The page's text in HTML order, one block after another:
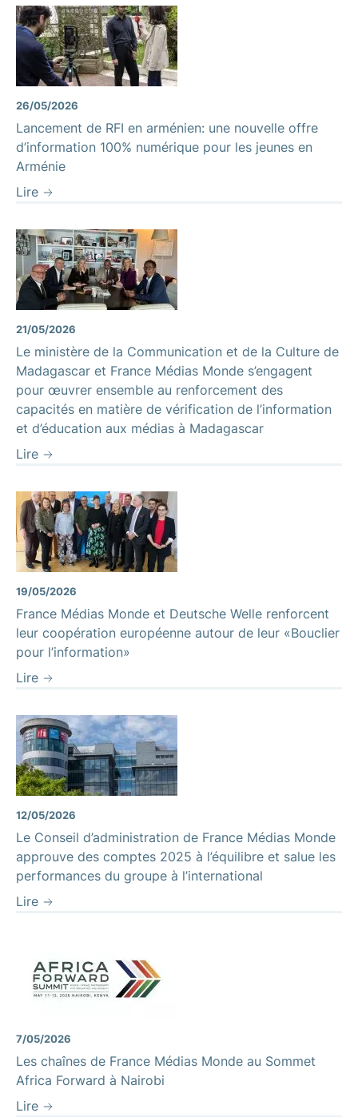
26/05/2026
Lancement de RFI en arménien: une nouvelle offre
d’information 100% numérique pour les jeunes en
Arménie
Lire
21/05/2026
Le ministère de la Communication et de la Culture de
Madagascar et France Médias Monde s’engagent
pour œuvrer ensemble au renforcement des
capacités en matière de vérification de l’information
et d’éducation aux médias à Madagascar
Lire
19/05/2026
France Médias Monde et Deutsche Welle renforcent
leur coopération européenne autour de leur «Bouclier
pour l’information»
Lire
12/05/2026
Le Conseil d’administration de France Médias Monde
approuve des comptes 2025 à l’équilibre et salue les
performances du groupe à l’international
Lire
7/05/2026
Les chaînes de France Médias Monde au Sommet
Africa Forward à Nairobi
Lire